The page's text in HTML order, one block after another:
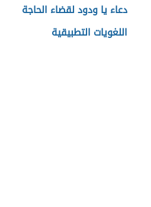
دعاء يا ودود لقضاء الحاجة
اللغويات التطبيقية